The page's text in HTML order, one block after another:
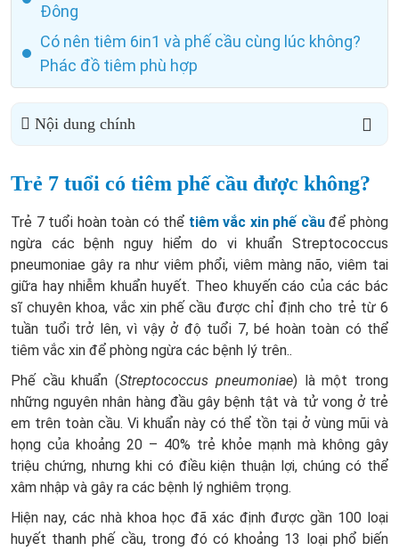
Đông
Có nên tiêm 6in1 và phế cầu cùng lúc không?
Phác đồ tiêm phù hợp
Nội dung chính
Trẻ 7 tuổi có tiêm phế cầu được không?
Trẻ 7 tuổi hoàn toàn có thể tiêm vắc xin phế cầuđể phòng
ngừa các bệnh nguy hiểm do vi khuẩn Streptococcus
pneumoniae gây ra như viêm phổi, viêm màng não, viêm tai
giữa hay nhiễm khuẩn huyết. Theo khuyến cáo của các bác
sĩ chuyên khoa, vắc xin phế cầu được chỉ định cho trẻ từ 6
tuần tuổi trở lên, vì vậy ở độ tuổi 7, bé hoàn toàn có thể
tiêm vắc xin để phòng ngừa các bệnh lý trên..
Phế cầu khuẩn (Streptococcus pneumoniae) là một trong
những nguyên nhân hàng đầu gây bệnh tật và tử vong ở trẻ
em trên toàn cầu. Vi khuẩn này có thể tồn tại ở vùng mũi và
họng của khoảng 20 – 40% trẻ khỏe mạnh mà không gây
triệu chứng, nhưng khi có điều kiện thuận lợi, chúng có thể
xâm nhập và gây ra các bệnh lý nghiêm trọng.
Hiện nay, các nhà khoa học đã xác định được gần 100 loại
huyết thanh phế cầu, trong đó có khoảng 13 loại phổ biến